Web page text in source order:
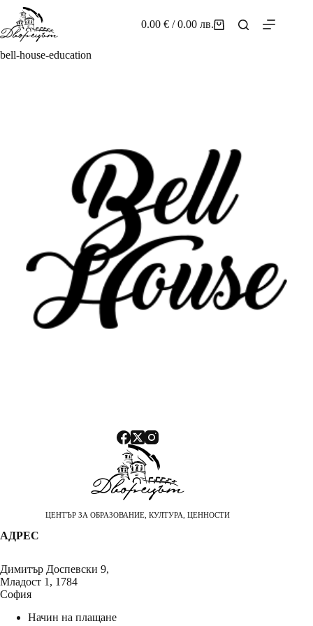
content
Shopping
0.00€ / 0.00 лв.
bell-house-education
ЦЕНТЪР ЗА ОБРАЗОВАНИЕ, КУЛТУРА, ЦЕННОСТИ
АДРЕС
Димитър Доспевски 9,
Младост 1, 1784
София
Начин на плащане